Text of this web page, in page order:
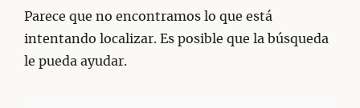
Parece que no encontramos lo que está
intentando localizar. Es posible que la búsqueda
le pueda ayudar.